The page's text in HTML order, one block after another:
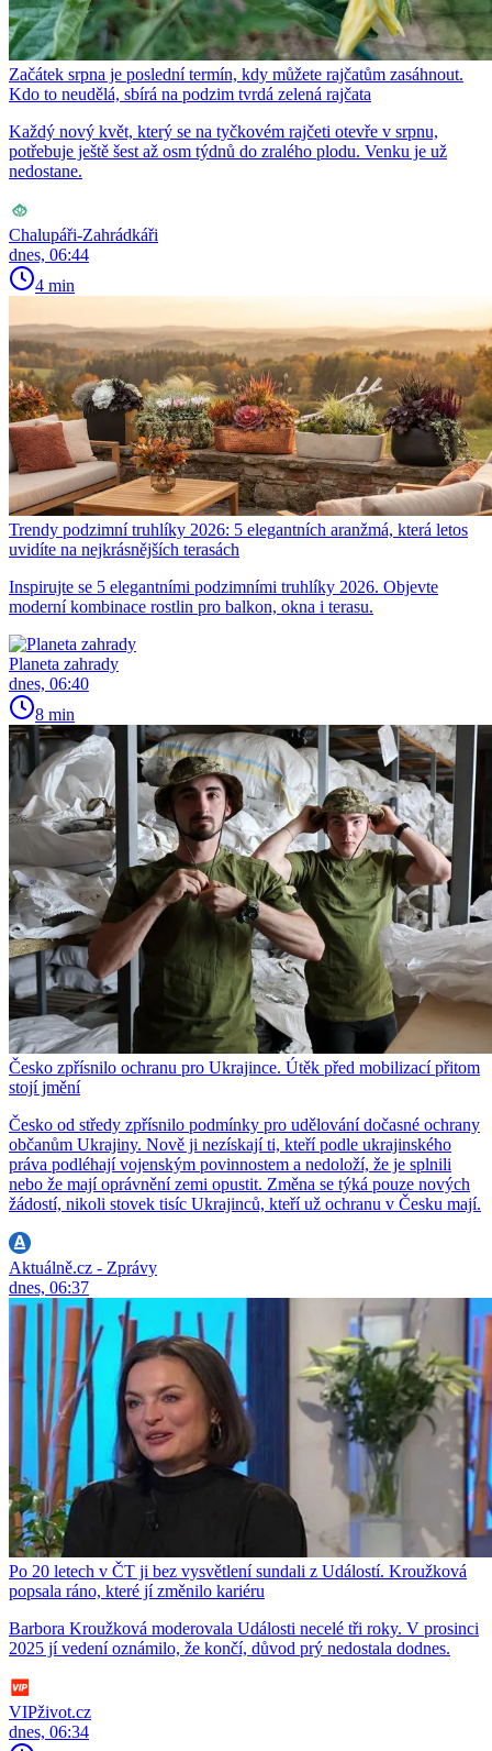
Začátek srpna je poslední termín, kdy můžete rajčatům zasáhnout.
Kdo to neudělá, sbírá na podzim tvrdá zelená rajčata
Každý nový květ, který se na tyčkovém rajčeti otevře v srpnu,
potřebuje ještě šest až osm týdnů do zralého plodu. Venku je už
nedostane.
Chalupáři-Zahrádkáři
dnes, 06:44
4 min
Trendy podzimní truhlíky 2026: 5 elegantních aranžmá, která letos
uvidíte na nejkrásnějších terasách
Inspirujte se 5 elegantními podzimními truhlíky 2026. Objevte
moderní kombinace rostlin pro balkon, okna i terasu.
Planeta zahrady
dnes, 06:40
8 min
Česko zpřísnilo ochranu pro Ukrajince. Útěk před mobilizací přitom
stojí jmění
Česko od středy zpřísnilo podmínky pro udělování dočasné ochrany
občanům Ukrajiny. Nově ji nezískají ti, kteří podle ukrajinského
práva podléhají vojenským povinnostem a nedoloží, že je splnili
nebo že mají oprávnění zemi opustit. Změna se týká pouze nových
žádostí, nikoli stovek tisíc Ukrajinců, kteří už ochranu v Česku mají.
Aktuálně.cz - Zprávy
dnes, 06:37
Po 20 letech v ČT ji bez vysvětlení sundali z Událostí. Kroužková
popsala ráno, které jí změnilo kariéru
Barbora Kroužková moderovala Události necelé tři roky. V prosinci
2025 jí vedení oznámilo, že končí, důvod prý nedostala dodnes.
VIPživot.cz
dnes, 06:34